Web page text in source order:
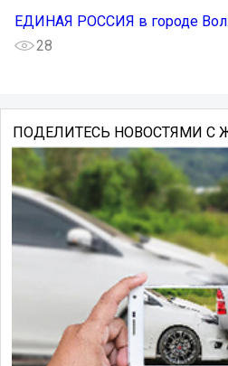
ЕДИНАЯ РОССИЯ в городе
28
ПОДЕЛИТЕСЬ НОВОСТЯМИ С